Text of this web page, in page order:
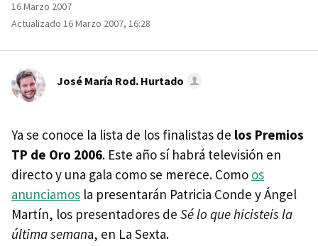
16 Marzo 2007
Actualizado 16 Marzo 2007, 16:28
José María Rod. Hurtado
Ya se conoce la lista de los finalistas de los Premios
TP de Oro 2006. Este año sí habrá televisión en
directo y una gala como se merece. Como os
anunciamos la presentarán Patricia Conde y Ángel
Martín, los presentadores de Sé lo que hicisteis la
última semana, en La Sexta.